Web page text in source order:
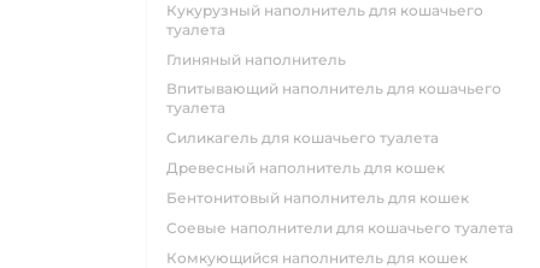
кукурузный наполнитель для кошачьего
туалета
глиняный наполнитель
впитывающий наполнитель для кошачьего
туалета
силикагель для кошачьего туалета
древесный наполнитель для кошек
бентонитовый наполнитель для кошек
соевые наполнители для кошачьего туалета
комкующийся наполнитель для кошек